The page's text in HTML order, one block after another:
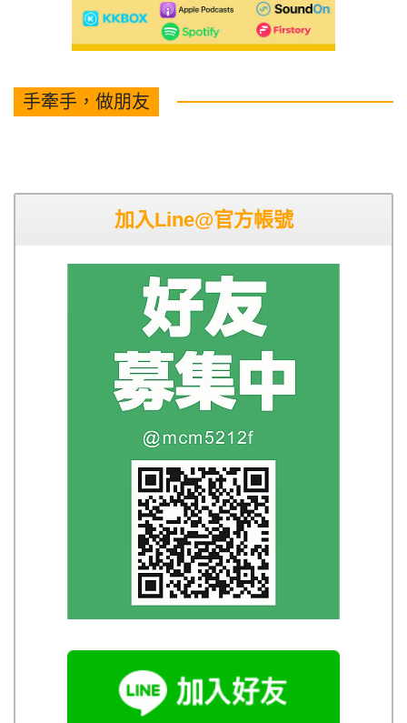
手牽手，做朋友
加入Line@官方帳號